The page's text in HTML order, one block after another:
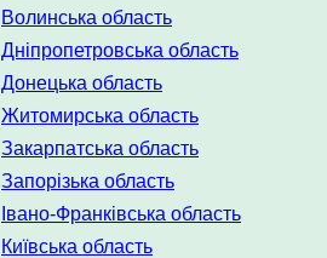
Волинська область
Дніпропетровська область
Донецька область
Житомирська область
Закарпатська область
Запорізька область
Івано-Франківська область
Київська область